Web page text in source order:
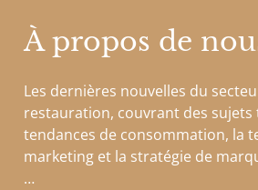
À propos de
Les dernières nouvelles du
restauration, couvrant des sujets
tendances de consommation, la
marketing et la stratégie de
…